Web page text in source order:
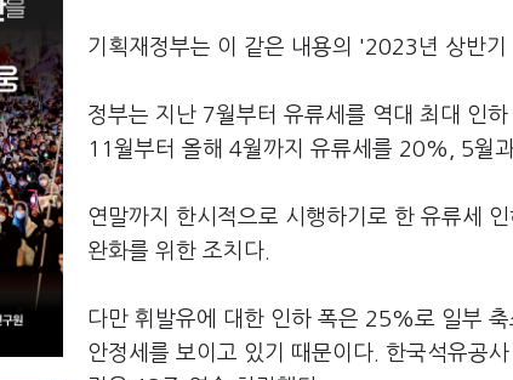
기획재정부는 이 같은 내용의 '2023년 상반
정부는 지난 7월부터 유류세를 역대 최대 인
11월부터 올해 4월까지 유류세를 20%, 5월
연말까지 한시적으로 시행하기로 한 유류세
완화를 위한 조치다.
다만 휘발유에 대한 인하 폭은 25%로 일부
안정세를 보이고 있기 때문이다. 한국석유공